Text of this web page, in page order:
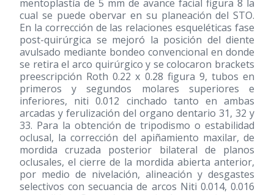
mentoplastía de 5 mm de avance facial figura 8 la
cual se puede obervar en su planeación del STO.
En la corrección de las relaciones esqueléticas fase
post-quirúrgica se mejoró la posición del diente
avulsado mediante bondeo convencional en donde
se retira el arco quirúrgico y se colocaron brackets
preescripción Roth 0.22 x 0.28 figura 9, tubos en
primeros y segundos molares superiores e
inferiores, niti 0.012 cinchado tanto en ambas
arcadas y ferulización del organo dentario 31, 32 y
33. Para la obtención de tripodismo o estabilidad
oclusal, la corrección del apiñamiento maxilar, de
mordida cruzada posterior bilateral de planos
oclusales, el cierre de la mordida abierta anterior,
por medio de nivelación, alineación y desgastes
selectivos con secuancia de arcos Niti 0.014, 0.016